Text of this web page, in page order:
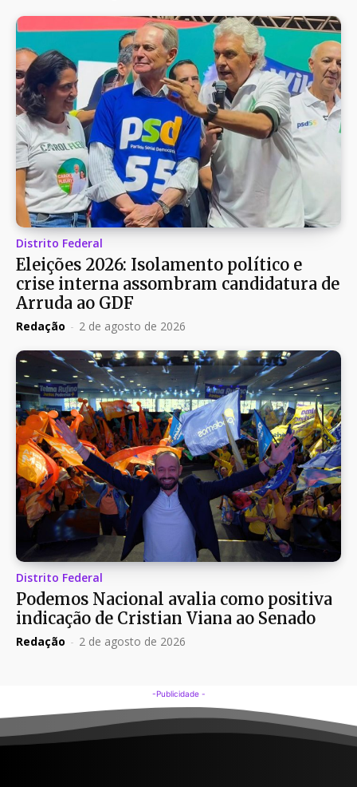
Distrito Federal
Eleições 2026: Isolamento político e
crise interna assombram candidatura de
Arruda ao GDF
Redação - 2 de agosto de 2026
Distrito Federal
Podemos Nacional avalia como positiva
indicação de Cristian Viana ao Senado
Redação - 2 de agosto de 2026
-Publicidade -